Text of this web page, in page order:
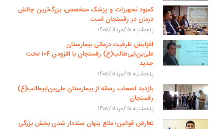
کمبود تجهیزات و پزشک متخصص، بزرگ‌ترین چالش
درمان در رفسنجان است
پنجشنبه ۱۵/مرداد/۱۴۰۵
افزایش ظرفیت درمانی بیمارستان
علی‌بن‌ابی‌طالب(ع) رفسنجان با افزودن ۱۰۴ تخت
جدید
پنجشنبه ۱۵/مرداد/۱۴۰۵
بازدید اصحاب رسانه از بیمارستان علی‌بن‌ابیطالب(ع)
رفسنجان
پنجشنبه ۱۵/مرداد/۱۴۰۵
تعارض قوانین؛ مانع پنهان سنددار شدن بخش بزرگی